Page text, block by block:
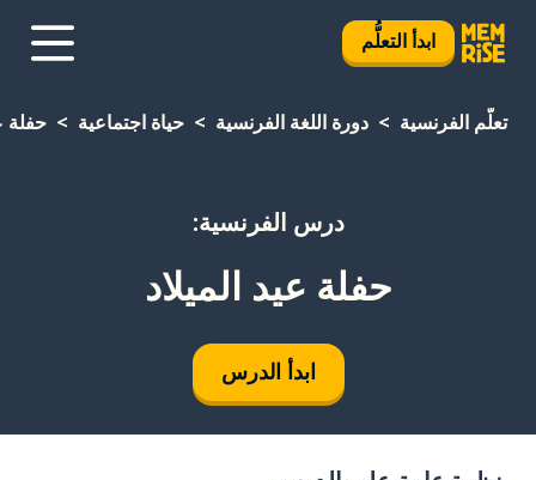
ابدأ التعلُّم
تعلَّم الفرنسية دورة اللغة الفرنسية حياة اجتماعية حفلة
درس الفرنسية:
حفلة عيد الميلاد
ابدأ الدرس